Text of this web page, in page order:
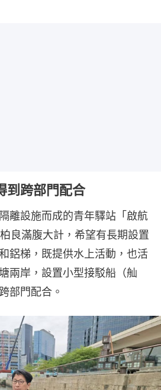
到跨部門配合
離設施而成的青年驛站「啟航
良滿腹大計，希望有長期設置
鋁梯，既提供水上活動，也活
兩岸，設置小型接駁船（舢
部門配合。